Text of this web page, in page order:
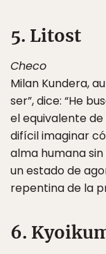
5. Litost
Checo
Milan Kundera,
ser”, dice: “He
el equivalente
difícil imaginar
alma humana
un estado de
repentina de la
6.